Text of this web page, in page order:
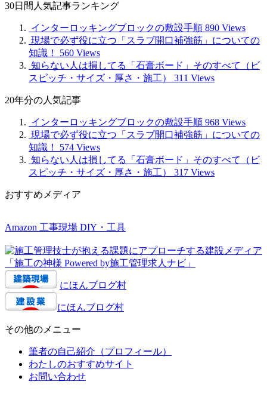
記
30日間人気記事ランキング
インターロッキングブロックの敷設手順 890 Views
現場で必ず役に立つ「スラブ開口補強筋」についての
知識！
560 Views
知らない人は損してる「石膏ボード」そのすべて（ビ
スピッチ・サイズ・厚さ・施工）
311 Views
20年分の人気記事
インターロッキングブロックの敷設手順 968 Views
現場で必ず役に立つ「スラブ開口補強筋」についての
知識！
574 Views
知らない人は損してる「石膏ボード」そのすべて（ビ
スピッチ・サイズ・厚さ・施工）
317 Views
おすすめメディア
Amazon 工事現場 DIY・工具
にほんブログ村
にほんブログ村
その他のメニュー
筆者の自己紹介（プロフィール）
わたしのおすすめサイト
お問い合わせ